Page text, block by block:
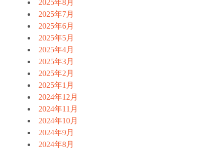
2025年8月
2025年7月
2025年6月
2025年5月
2025年4月
2025年3月
2025年2月
2025年1月
2024年12月
2024年11月
2024年10月
2024年9月
2024年8月